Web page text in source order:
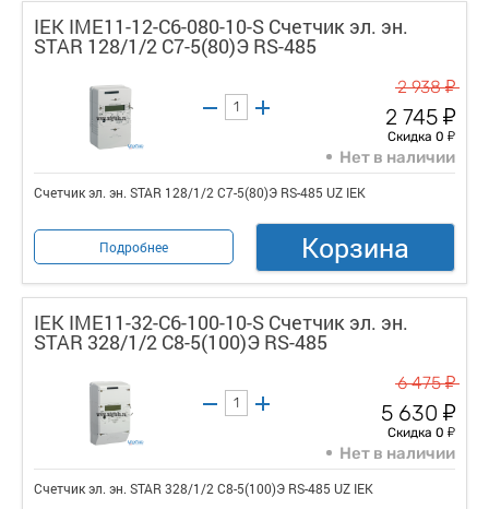
IEK IME11-12-C6-080-10-S Счетчик эл. эн.
STAR 128/1/2 С7-5(80)Э RS-485
2 938у
2 745 у
Скидка 0 у
Нет в наличии
Счетчик эл. эн. STAR 128/1/2 С7-5(80)Э RS-485 UZ IEK
Подробнее Корзина
IEK IME11-32-C6-100-10-S Счетчик эл. эн.
STAR 328/1/2 С8-5(100)Э RS-485
6 475у
5 630 у
Скидка 0 у
Нет в наличии
Счетчик эл. эн. STAR 328/1/2 С8-5(100)Э RS-485 UZ IEK